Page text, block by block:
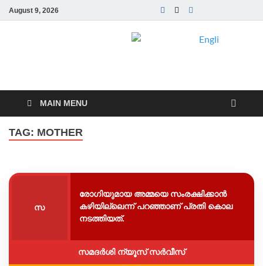
August 9, 2026
MAIN MENU
TAG: MOTHER
സ
രോഗിയുമായ അമ്മയെ സംരക്ഷിക്കാന്‍
കഴിയില്ലെന്ന് പറഞ്ഞാണ് പ്രതി കൊല
നടത്തിയത്.
സമദർശി ന്യൂസ് സർവീസ്